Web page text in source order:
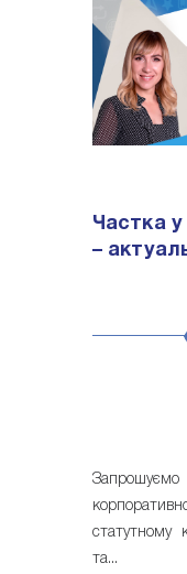
Частка у
–
статутному
та...